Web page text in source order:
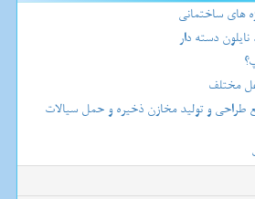
های ساختمانی
دسته دار
مختلف
و تولید مخازن ذخیره و حمل سیالات